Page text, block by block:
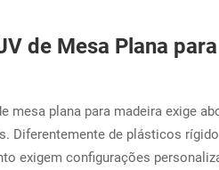
de Mesa Plana
mesa plana para madeira exige
Diferentemente de plásticos
exigem configurações